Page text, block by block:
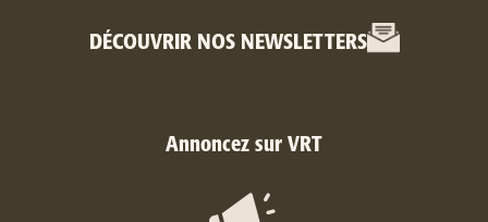
DÉCOUVRIR NOS NEWSLETTERS
Annoncez sur VRT